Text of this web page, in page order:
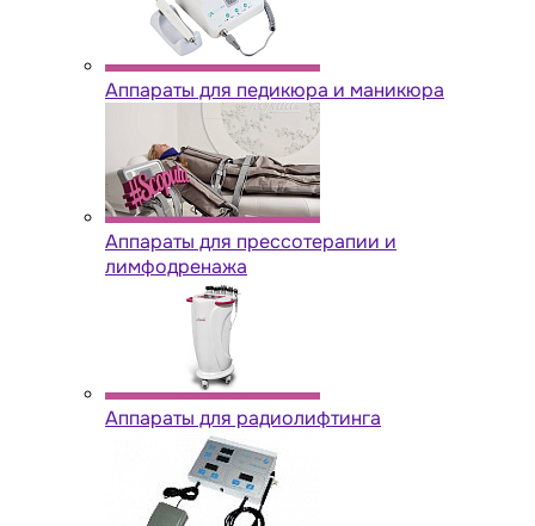
Аппараты для педикюра и маникюра
Аппараты для прессотерапии и
лимфодренажа
Аппараты для радиолифтинга